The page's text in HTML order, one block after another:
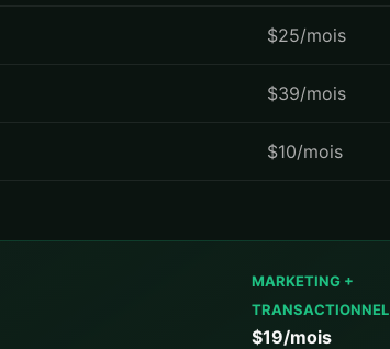
$25/mois
$39/mois
$10/mois
MARKETING +
TRANSACTIONNEL
$19/mois